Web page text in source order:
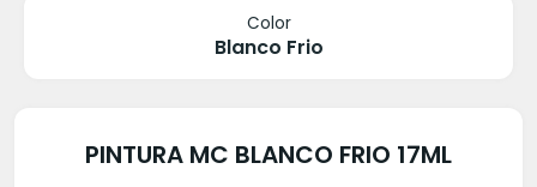
Color
Blanco Frio
PINTURA MC BLANCO FRIO 17ML